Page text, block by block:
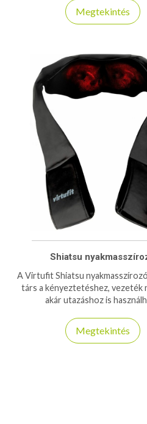
Megtekintés
Shiatsu
A Virtufit Shiatsu
társ a kényeztetéshez, vezeték
akár utazáshoz is
Megtekintés